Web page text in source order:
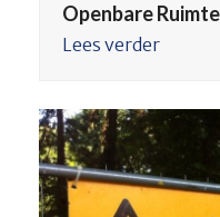
Openbare Ruimte
Lees verder